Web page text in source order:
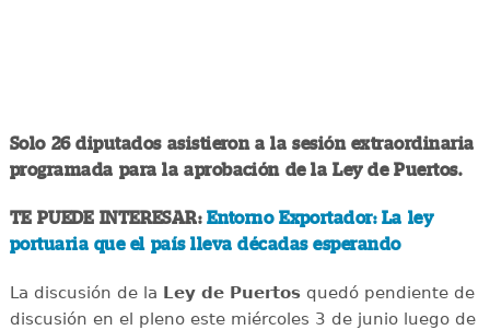
Solo 26 diputados asistieron a la sesión extraordinaria
programada para la aprobación de la Ley de Puertos.
TE PUEDE INTERESAR:Entorno Exportador: La ley
portuaria que el país lleva décadas esperando
La discusión de la Ley de Puertosquedó pendiente de
discusión en el pleno este miércoles 3 de junio luego de